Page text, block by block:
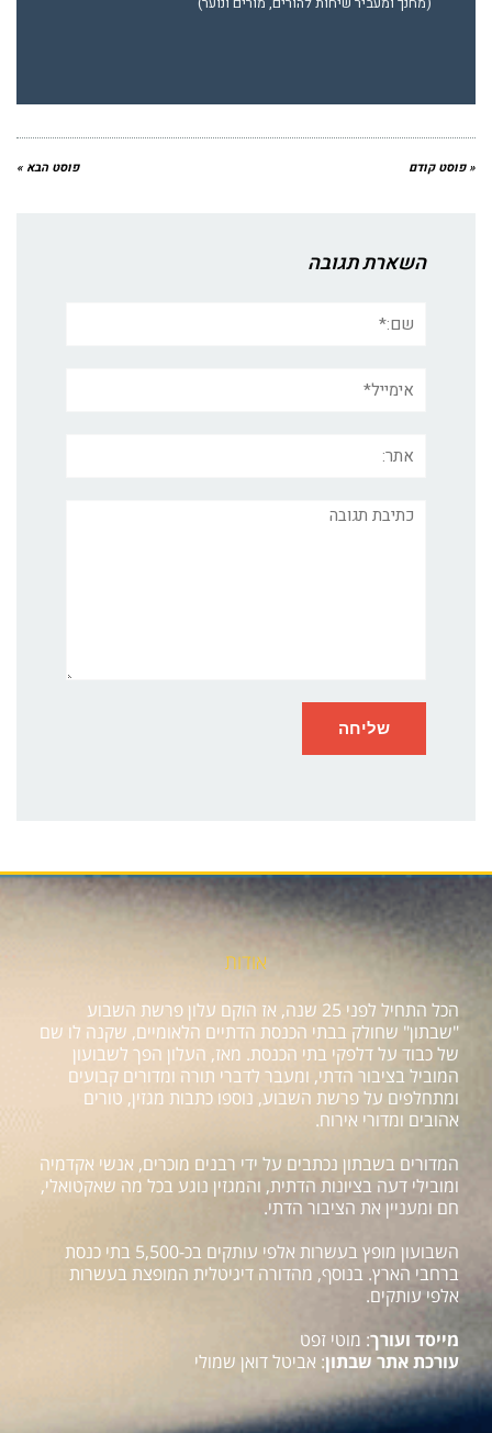
« פוסט קודם פוסט הבא »
השארת תגובה
תגובה
אודות
הכל התחיל לפני 25 שנה, אז הוקם עלון פרשת השבוע
"שבתון" שחולק בבתי הכנסת הדתיים הלאומיים, שקנה לו שם
של כבוד על דלפקי בתי הכנסת. מאז, העלון הפך לשבועון
המוביל בציבור הדתי, ומעבר לדברי תורה ומדורים קבועים
ומתחלפים על פרשת השבוע, נוספו כתבות מגזין, טורים
אהובים ומדורי אירוח.
המדורים בשבתון נכתבים על ידי רבנים מוכרים, אנשי אקדמיה
ומובילי דעה בציונות הדתית, והמגזין נוגע בכל מה שאקטואלי,
חם ומעניין את הציבור הדתי.
השבועון מופץ בעשרות אלפי עותקים בכ-5,500 בתי כנסת
ברחבי הארץ. בנוסף, מהדורה דיגיטלית המופצת בעשרות
אלפי עותקים.
מייסד ועורך: מוטי זפט
עורכת אתר שבתון: אביטל דואן שמולי